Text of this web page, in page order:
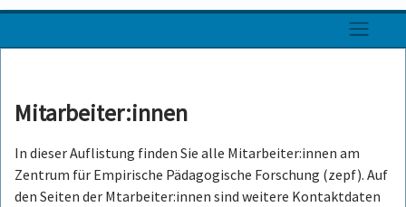
Mitarbeiter:innen
In dieser Auflistung finden Sie alle Mitarbeiter:innen am
Zentrum für Empirische Pädagogische Forschung (zepf). Auf
den Seiten der Mtarbeiter:innen sind weitere Kontaktdaten